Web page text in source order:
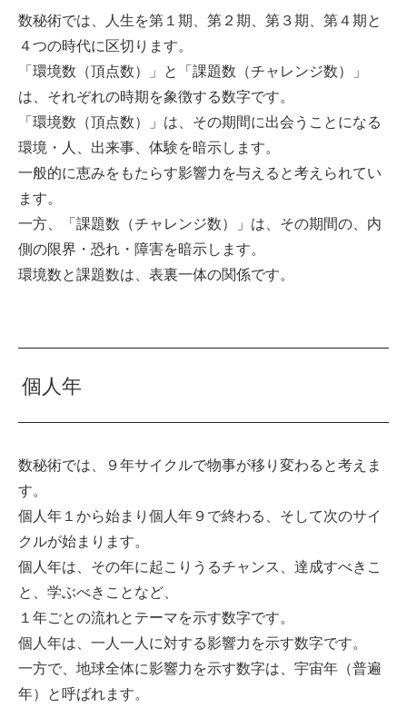
数秘術では、人生を第１期、第２期、第３期、第４期と
４つの時代に区切ります。
「環境数（頂点数）」と「課題数（チャレンジ数）」
は、それぞれの時期を象徴する数字です。
「環境数（頂点数）」は、その期間に出会うことになる
環境・人、出来事、体験を暗示します。
一般的に恵みをもたらす影響力を与えると考えられてい
ます。
一方、「課題数（チャレンジ数）」は、その期間の、内
側の限界・恐れ・障害を暗示します。
環境数と課題数は、表裏一体の関係です。
個人年
数秘術では、９年サイクルで物事が移り変わると考えま
す。
個人年１から始まり個人年９で終わる、そして次のサイ
クルが始まります。
個人年は、その年に起こりうるチャンス、達成すべきこ
と、学ぶべきことなど、
１年ごとの流れとテーマを示す数字です。
個人年は、一人一人に対する影響力を示す数字です。
一方で、地球全体に影響力を示す数字は、宇宙年（普遍
年）と呼ばれます。